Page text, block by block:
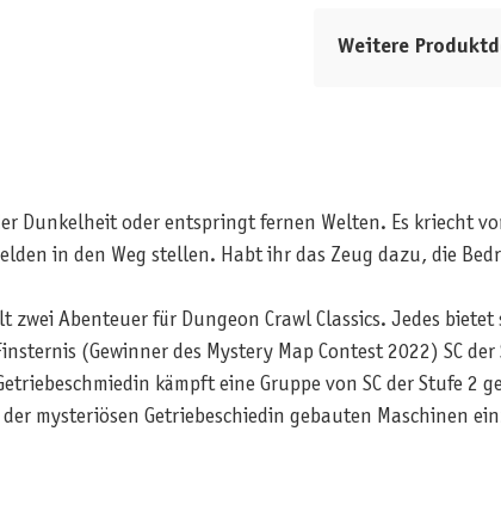
Weitere
Dunkelheit oder entspringt fernen Welten. Es kriecht
in den Weg stellen. Habt ihr das Zeug dazu, die
zwei Abenteuer für Dungeon Crawl Classics. Jedes
(Gewinner des Mystery Map Contest 2022) SC
kämpft eine Gruppe von SC der Stufe 2
mysteriösen Getriebeschiedin gebauten Maschinen